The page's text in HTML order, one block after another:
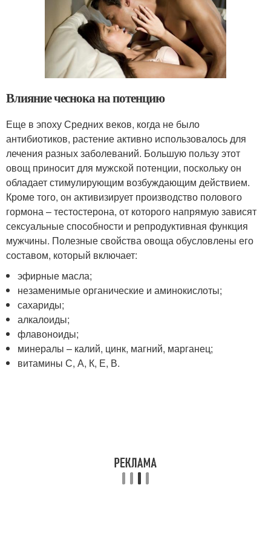
Влияние чеснока на потенцию
Еще в эпоху Средних веков, когда не было
антибиотиков, растение активно использовалось для
лечения разных заболеваний. Большую пользу этот
овощ приносит для мужской потенции, поскольку он
обладает стимулирующим возбуждающим действием.
Кроме того, он активизирует производство полового
гормона – тестостерона, от которого напрямую зависят
сексуальные способности и репродуктивная функция
мужчины. Полезные свойства овоща обусловлены его
составом, который включает:
эфирные масла;
незаменимые органические и аминокислоты;
сахариды;
алкалоиды;
флавоноиды;
минералы – калий, цинк, магний, марганец;
витамины С, А, К, Е, В.